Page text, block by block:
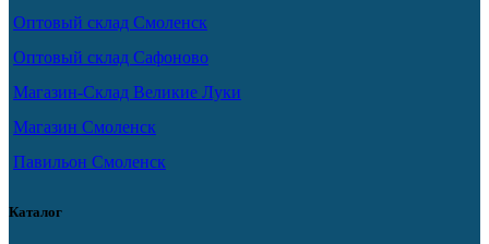
Оптовый склад Смоленск
Оптовый склад Сафоново
Магазин-Склад Великие Луки
Магазин Смоленск
Павильон Смоленск
Каталог